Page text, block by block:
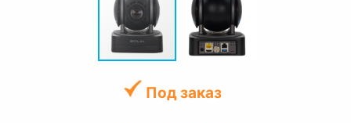
Под заказ